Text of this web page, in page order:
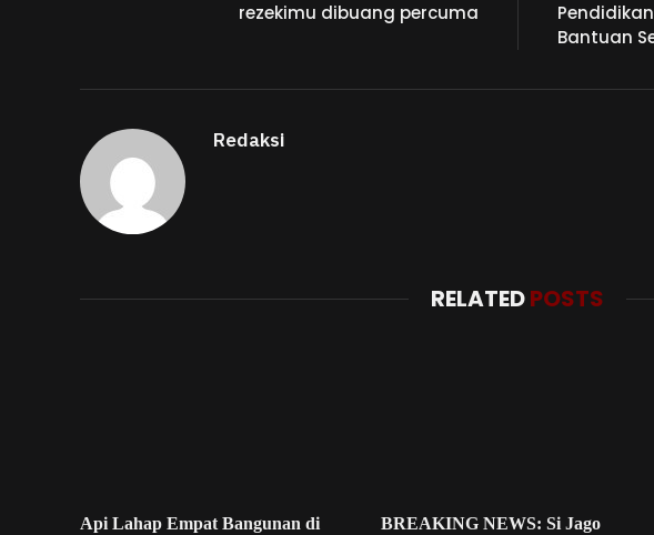
rezekimu dibuang percuma
Bantuan
Redaksi
RELATEDPOSTS
Api Lahap Empat Bangunan di
BREAKING NEWS: Si Jago